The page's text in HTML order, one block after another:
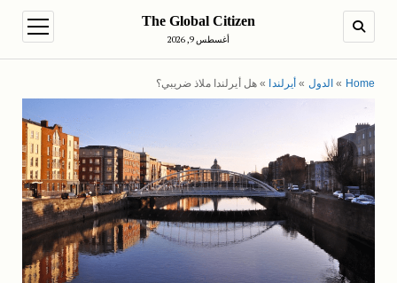
SEARCH
The Global Citizen
أغسطس 9, 2026
menu
Home
» الدول » أيرلندا »هل أيرلندا ملاذ ضريبي؟